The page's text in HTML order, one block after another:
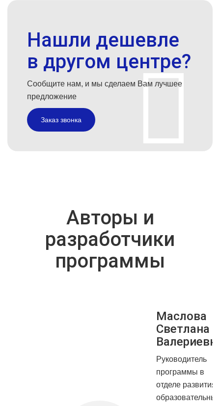
Нашли дешевле
в другом центре?
Сообщите нам, и мы сделаем Вам лучшее
предложение
Заказ звонка
Авторы и
разработчики
программы
Маслова
Светлана
Руководитель
программы в
отделе развития
образовательных